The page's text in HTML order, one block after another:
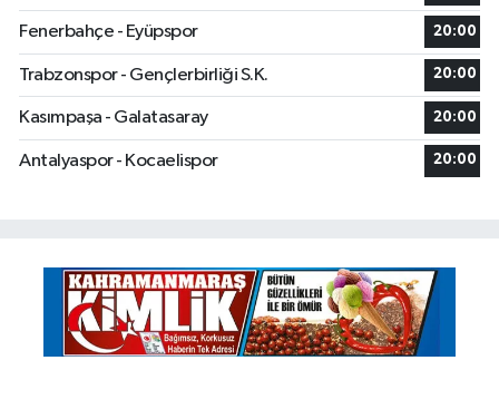
Fenerbahçe - Eyüpspor 20:00
Trabzonspor - Gençlerbirliği S.K. 20:00
Kasımpaşa - Galatasaray 20:00
Antalyaspor - Kocaelispor 20:00